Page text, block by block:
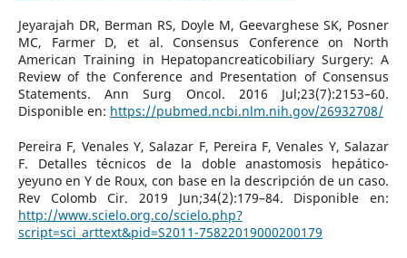
Jeyarajah DR, Berman RS, Doyle M, Geevarghese SK, Posner
MC, Farmer D, et al. Consensus Conference on North
American Training in Hepatopancreaticobiliary Surgery: A
Review of the Conference and Presentation of Consensus
Statements. Ann Surg Oncol. 2016 Jul;23(7):2153–60.
Disponible en: https://pubmed.ncbi.nlm.nih.gov/26932708/
Pereira F, Venales Y, Salazar F, Pereira F, Venales Y, Salazar
F. Detalles técnicos de la doble anastomosis hepático-
yeyuno en Y de Roux, con base en la descripción de un caso.
Rev Colomb Cir. 2019 Jun;34(2):179–84. Disponible en:
http://www.scielo.org.co/scielo.php?
script=sci_arttext&pid=S2011-75822019000200179